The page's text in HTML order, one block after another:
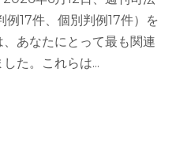
17件、個別判例17件）を
あなたにとって最も関連
た。これらは...